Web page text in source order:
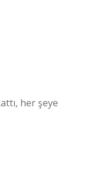
her şeye